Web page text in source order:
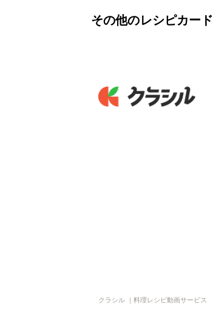
その他のレシピカード
クラシル ｜料理レシピ動画サービス